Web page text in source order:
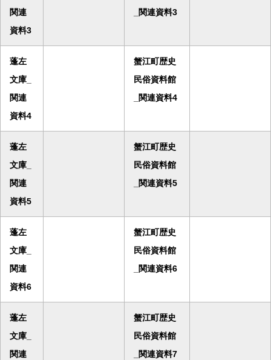
関連
資料3
_関連資料3
蓬左
文庫_
関連
資料4
蟹江町歴史
民俗資料館
_関連資料4
蓬左
文庫_
関連
資料5
蟹江町歴史
民俗資料館
_関連資料5
蓬左
文庫_
関連
資料6
蟹江町歴史
民俗資料館
_関連資料6
蓬左
文庫_
関連
蟹江町歴史
民俗資料館
_関連資料7